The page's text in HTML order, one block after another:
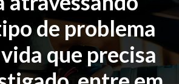
de problema
que precisa